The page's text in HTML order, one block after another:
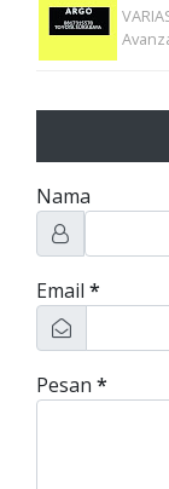
Nama
Email *
Pesan *